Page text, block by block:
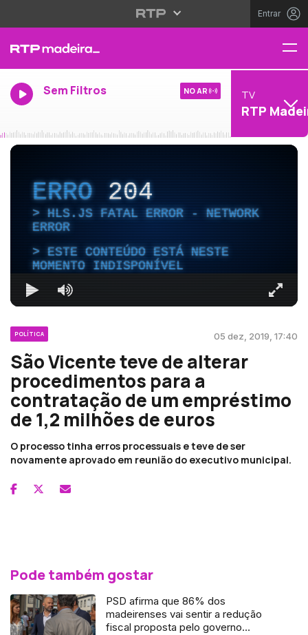
Entrar
Sem Filtros NO AR TV
RTP
ERRO204
HLS.JS FATAL ERROR - NETWORK
ERROR
ESTE CONTEÚDO ESTÁ NESTE
MOMENTO INDISPONÍVEL
POLÍTICA 05 dez, 2019, 17:40
São Vicente teve de alterar
procedimentos para a
contratação de um empréstimo
de 1,2 milhões de euros
O processo tinha erros processuais e teve de ser
novamente aprovado em reunião do executivo municipal.
Pode também gostar
PSD afirma que 86% dos
madeirenses vai sentir a redução
fiscal proposta pelo governo